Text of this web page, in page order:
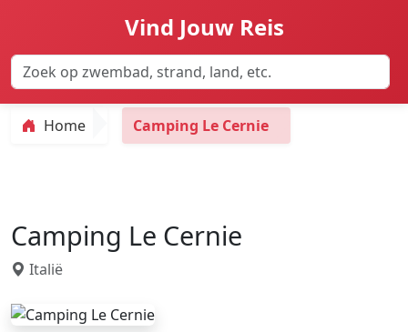
Vind Jouw Reis
Home Camping Le Cernie
Camping Le Cernie
Italië